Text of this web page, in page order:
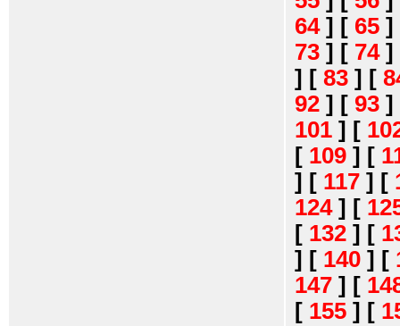
64] [ 65 ]
73 ] [ 74]
] [ 83 ] [
92 ] [ 93 ]
101 ] [
[ 109 ] [
] [ 117 ] [
124] [
[ 132 ] [
] [ 140 ] [
147 ] [
[ 155 ] [